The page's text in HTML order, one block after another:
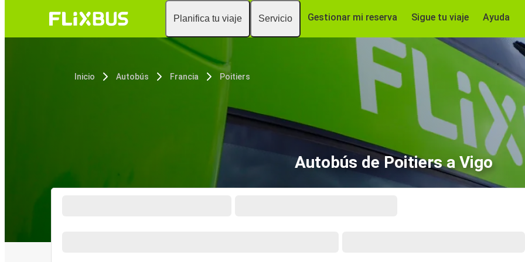
Planifica tu viaje Servicio Gestionar mi reserva Sigue tu viaje Ayuda
Inicio Autobús Francia Poitiers
Autobús de Poitiers a Vigo